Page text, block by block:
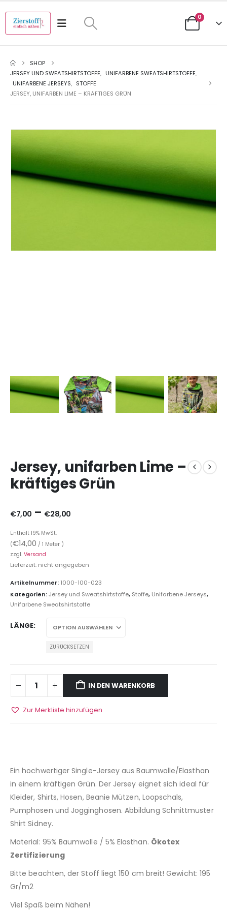
0
SHOP
JERSEY UND SWEATSHIRTSTOFFE, UNIFARBENE SWEATSHIRTSTOFFE,
UNIFARBENE JERSEYS, STOFFE
JERSEY, UNIFARBEN LIME – KRÄFTIGES GRÜN
Jersey, unifarben Lime –
kräftiges Grün
€7,00 – €28,00
Enthält 19% MwSt.
(€14,00 / 1 Meter )
zzgl. Versand
Lieferzeit: nicht angegeben
Artikelnummer: 1000-100-023
Kategorien:Jersey und Sweatshirtstoffe, Stoffe, Unifarbene Jerseys,
Unifarbene Sweatshirtstoffe
LÄNGE
ZURÜCKSETZEN
IN DEN WARENKORB
Zur Merkliste hinzufügen
Ein hochwertiger Single-Jersey aus Baumwolle/Elasthan
in einem kräftigen Grün. Der Jersey eignet sich ideal für
Kleider, Shirts, Hosen, Beanie Mützen, Loopschals,
Pumphosen und Jogginghosen. Abbildung Schnittmuster
Shirt Sidney.
Material: 95% Baumwolle / 5% Elasthan. Ökotex
Zertifizierung
Bitte beachten, der Stoff liegt 150 cm breit! Gewicht: 195
Gr/m2
Viel Spaß beim Nähen!